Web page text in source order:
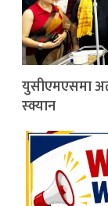
युसीएमएसमा
स्क्यान